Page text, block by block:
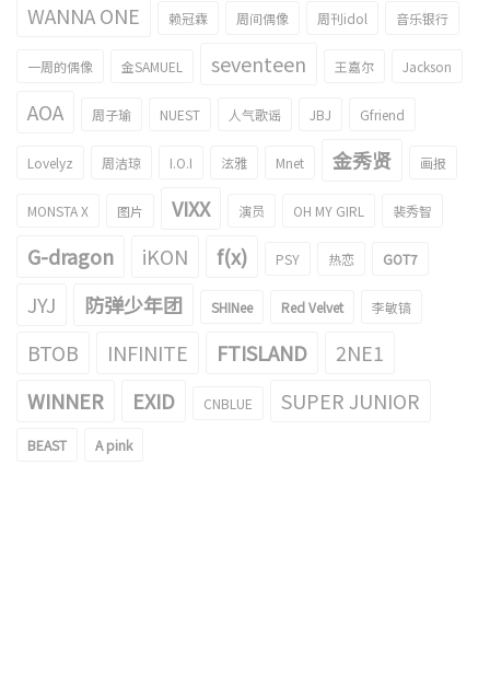
WANNA ONE 赖冠霖 周间偶像 周刊idol 音乐银行
一周的偶像 金SAMUEL seventeen 王嘉尔 Jackson
AOA 周子瑜 NUEST 人气歌谣 JBJ Gfriend
Lovelyz 周洁琼 I.O.I 泫雅 Mnet 金秀贤 画报
MONSTA X 图片 VIXX 演员 OH MY GIRL 裴秀智
G-dragon iKON f(x) PSY 热恋 GOT7
JYJ 防弹少年团 SHINee Red Velvet 李敏镐
BTOB INFINITE FTISLAND
2NE1
WINNER
EXID CNBLUE SUPER JUNIOR
BEAST A pink